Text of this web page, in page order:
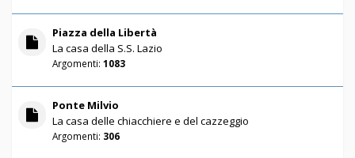
Piazza della Libertà
La casa della S.S. Lazio
Argomenti: 1083
Ponte Milvio
La casa delle chiacchiere e del cazzeggio
Argomenti: 306